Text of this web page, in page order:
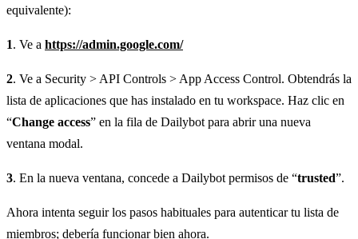
equivalente):
1. Ve a https://admin.google.com/
2. Ve a Security > API Controls > App Access Control. Obtendrás la
lista de aplicaciones que has instalado en tu workspace. Haz clic en
“Change access” en la fila de Dailybot para abrir una nueva
ventana modal.
3. En la nueva ventana, concede a Dailybot permisos de “trusted”.
Ahora intenta seguir los pasos habituales para autenticar tu lista de
miembros; debería funcionar bien ahora.